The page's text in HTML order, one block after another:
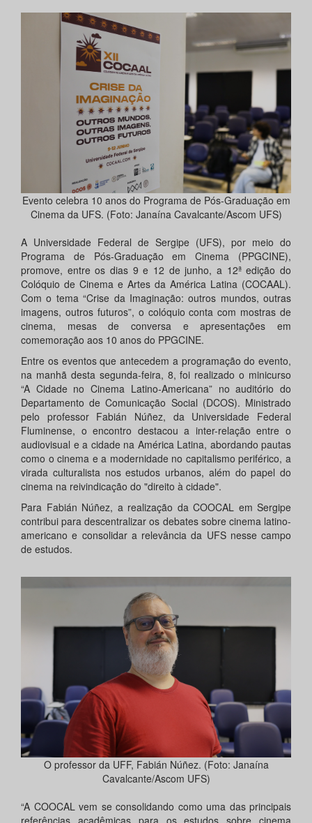
Evento celebra 10 anos do Programa de Pós-Graduação em
Cinema da UFS. (Foto: Janaína Cavalcante/Ascom UFS)
A Universidade Federal de Sergipe (UFS), por meio do
Programa de Pós-Graduação em Cinema (PPGCINE),
promove, entre os dias 9 e 12 de junho, a 12ª edição do
Colóquio de Cinema e Artes da América Latina (COCAAL).
Com o tema “Crise da Imaginação: outros mundos, outras
imagens, outros futuros”, o colóquio conta com mostras de
cinema, mesas de conversa e apresentações em
comemoração aos 10 anos do PPGCINE.
Entre os eventos que antecedem a programação do evento,
na manhã desta segunda-feira, 8, foi realizado o minicurso
“A Cidade no Cinema Latino-Americana” no auditório do
Departamento de Comunicação Social (DCOS). Ministrado
pelo professor Fabián Núñez, da Universidade Federal
Fluminense, o encontro destacou a inter-relação entre o
audiovisual e a cidade na América Latina, abordando pautas
como o cinema e a modernidade no capitalismo periférico, a
virada culturalista nos estudos urbanos, além do papel do
cinema na reivindicação do "direito à cidade".
Para Fabián Núñez, a realização da COOCAL em Sergipe
contribui para descentralizar os debates sobre cinema latino-
americano e consolidar a relevância da UFS nesse campo
de estudos.
O professor da UFF, Fabián Núñez. (Foto: Janaína
Cavalcante/Ascom UFS)
“A COOCAL vem se consolidando como uma das principais
referências acadêmicas para os estudos sobre cinema